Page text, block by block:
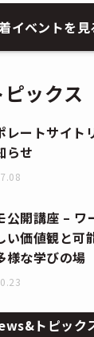
イベントを見
ックス
レートサイト
らせ
公開講座 – ワ
い価値観と可
様な学びの場
トピック